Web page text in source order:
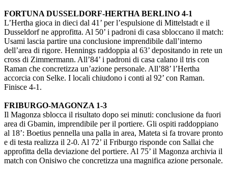
FORTUNA DUSSELDORF-HERTHA BERLINO 4-1
L’Hertha gioca in dieci dal 41’ per l’espulsione di Mittelstadt e il
Dusseldorf ne approfitta. Al 50’ i padroni di casa sbloccano il match:
Usami lascia partire una conclusione imprendibile dall’interno
dell’area di rigore. Hennings raddoppia al 63’ depositando in rete un
cross di Zimmermann. All’84’ i padroni di casa calano il tris con
Raman che concretizza un’azione personale. All’88’ l’Hertha
accorcia con Selke. I locali chiudono i conti al 92’ con Raman.
Finisce 4-1.
FRIBURGO-MAGONZA 1-3
Il Magonza sblocca il risultato dopo sei minuti: conclusione da fuori
area di Gbamin, imprendibile per il portiere. Gli ospiti raddoppiano
al 18’: Boetius pennella una palla in area, Mateta si fa trovare pronto
e di testa realizza il 2-0. Al 72’ il Friburgo risponde con Sallai che
approfitta della deviazione del portiere. Al 75’ il Magonza archivia il
match con Onisiwo che concretizza una magnifica azione personale.